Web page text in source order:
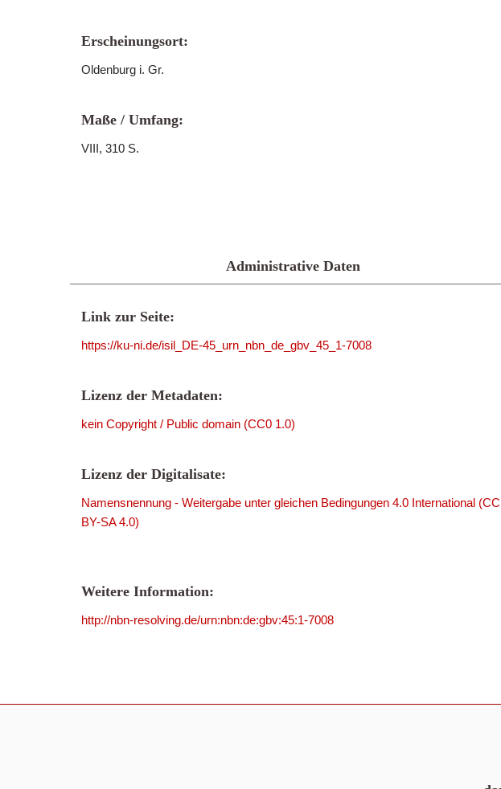
Erscheinungsort:
Oldenburg i. Gr.
Maße / Umfang:
VIII, 310 S.
Administrative Daten
Link zur Seite:
https://ku-ni.de/isil_DE-45_urn_nbn_de_gbv_45_1-7008
Lizenz der Metadaten:
kein Copyright / Public domain (CC0 1.0)
Lizenz der Digitalisate:
Namensnennung - Weitergabe unter gleichen Bedingungen 4.0 International (CC
BY-SA 4.0)
Weitere Information:
http://nbn-resolving.de/urn:nbn:de:gbv:45:1-7008